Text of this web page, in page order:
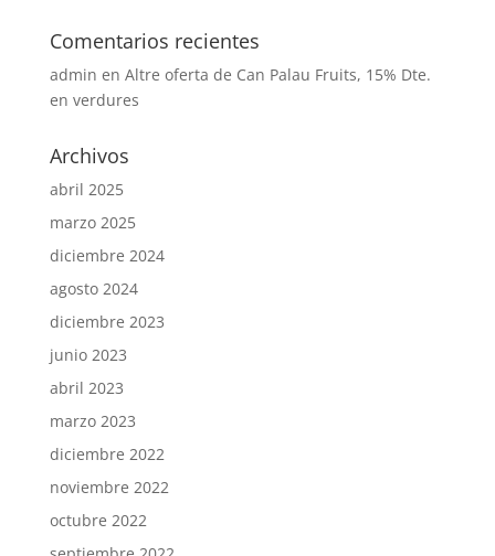
Comentarios recientes
admin en Altre oferta de Can Palau Fruits, 15% Dte.
en verdures
Archivos
abril 2025
marzo 2025
diciembre 2024
agosto 2024
diciembre 2023
junio 2023
abril 2023
marzo 2023
diciembre 2022
noviembre 2022
octubre 2022